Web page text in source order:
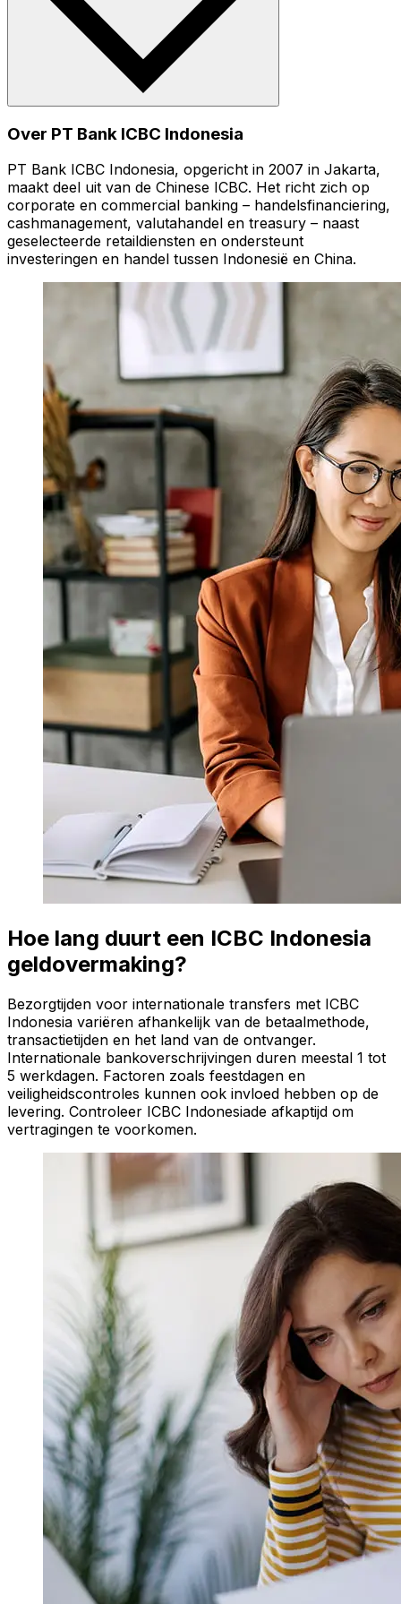
Over PT Bank ICBC Indonesia
PT Bank ICBC Indonesia, opgericht in 2007 in Jakarta,
maakt deel uit van de Chinese ICBC. Het richt zich op
corporate en commercial banking – handelsfinanciering,
cashmanagement, valutahandel en treasury – naast
geselecteerde retaildiensten en ondersteunt
investeringen en handel tussen Indonesië en China.
Hoe lang duurt een ICBC Indonesia
geldovermaking?
Bezorgtijden voor internationale transfers met ICBC
Indonesia variëren afhankelijk van de betaalmethode,
transactietijden en het land van de ontvanger.
Internationale bankoverschrijvingen duren meestal 1 tot
5 werkdagen. Factoren zoals feestdagen en
veiligheidscontroles kunnen ook invloed hebben op de
levering. Controleer ICBC Indonesiade afkaptijd om
vertragingen te voorkomen.